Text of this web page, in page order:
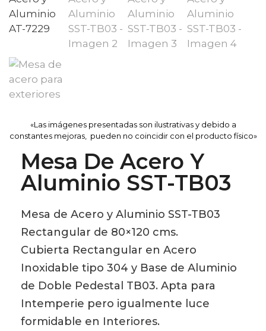
«Las imágenes presentadas son ilustrativas y debido a
constantes mejoras, pueden no coincidir con el producto físico»
Mesa De Acero Y
Aluminio SST-TB03
Mesa de Acero y Aluminio SST-TB03
Rectangular de 80×120 cms.
Cubierta Rectangular en Acero
Inoxidable tipo 304 y Base de Aluminio
de Doble Pedestal TB03. Apta para
Intemperie pero igualmente luce
formidable en Interiores.